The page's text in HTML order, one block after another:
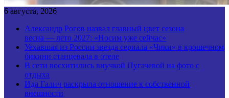
6 августа, 2026
Александр Рогов назвал главный цвет сезона
весна — лето 2027: «Носим уже сейчас»
Уехавшая из России звезда сериала «Чики» в крошечном
бикини станцевала в отеле
В сети восхитились внучкой Пугачевой на фото с
отдыха
Ида Галич раскрыла отношение к собственной
внешности